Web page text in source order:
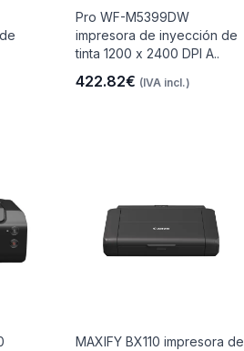
Pro WF-M5399DW
impresora de inyección de
tinta 1200 x 2400 DPI A..
422.82€ (IVA incl.)
MAXIFY BX110 impresora de